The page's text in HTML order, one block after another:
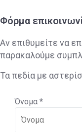
Φόρμα
Aν επιθυμείτε να
παρακαλούμε
Τα πεδία με
Όνομα *